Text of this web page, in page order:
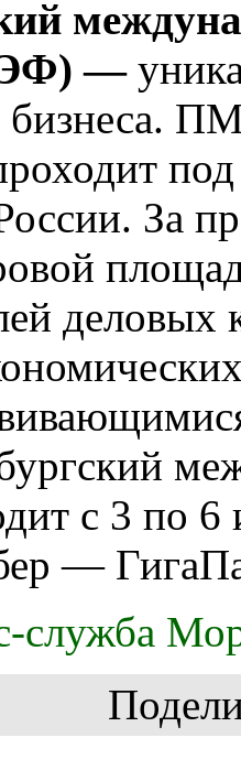
—
За
деловых
с 3 по 6
—
служба